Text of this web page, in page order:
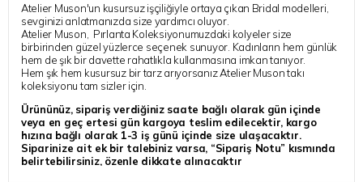
Atelier Muson'un kusursuz işçiliğiyle ortaya çıkan Bridal modelleri,
sevginizi anlatmanızda size yardımcı oluyor.
Atelier Muson, Pırlanta Koleksiyonumuzdaki kolyeler size
birbirinden güzel yüzlerce seçenek sunuyor. Kadınların hem günlük
hem de şık bir davette rahatlıkla kullanmasına imkan tanıyor.
Hem şık hem kusursuz bir tarz arıyorsanız Atelier Muson takı
koleksiyonu tam sizler için.
Ürününüz, sipariş verdiğiniz saate bağlı olarak gün içinde
veya en geç ertesi gün kargoya teslim edilecektir, kargo
hızına bağlı olarak 1-3 iş günü içinde size ulaşacaktır.
Siparinize ait ek bir talebiniz varsa, “Sipariş Notu” kısmında
belirtebilirsiniz, özenle dikkate alınacaktır